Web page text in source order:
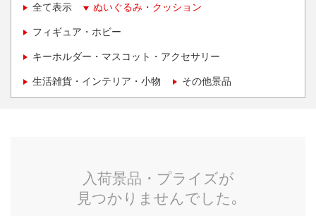
全て表示 ぬいぐるみ・クッション
フィギュア・ホビー
キーホルダー・マスコット・アクセサリー
生活雑貨・インテリア・小物 その他景品